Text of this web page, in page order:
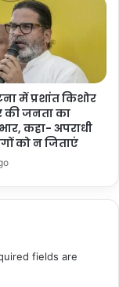
में प्रशांत किशोर
की जनता का
कहा- अपराधी
को न जिताएं
fields are